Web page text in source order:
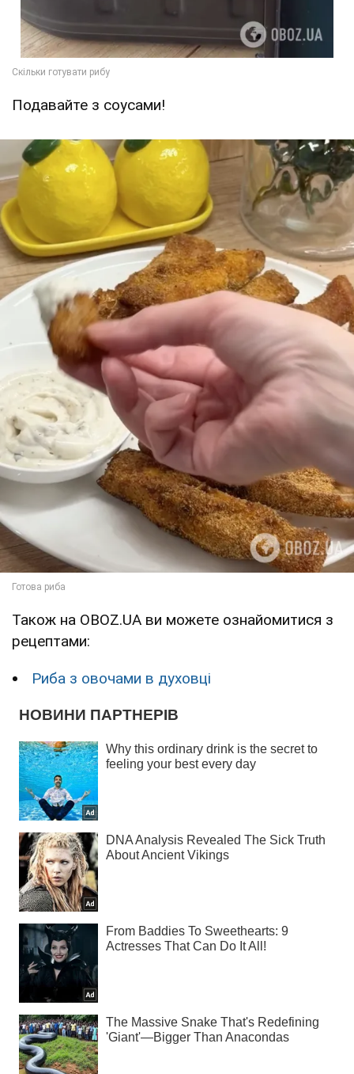
Подавайте з соусами!
Також на OBOZ.UA ви можете ознайомитися з
рецептами:
Риба з овочами в духовці